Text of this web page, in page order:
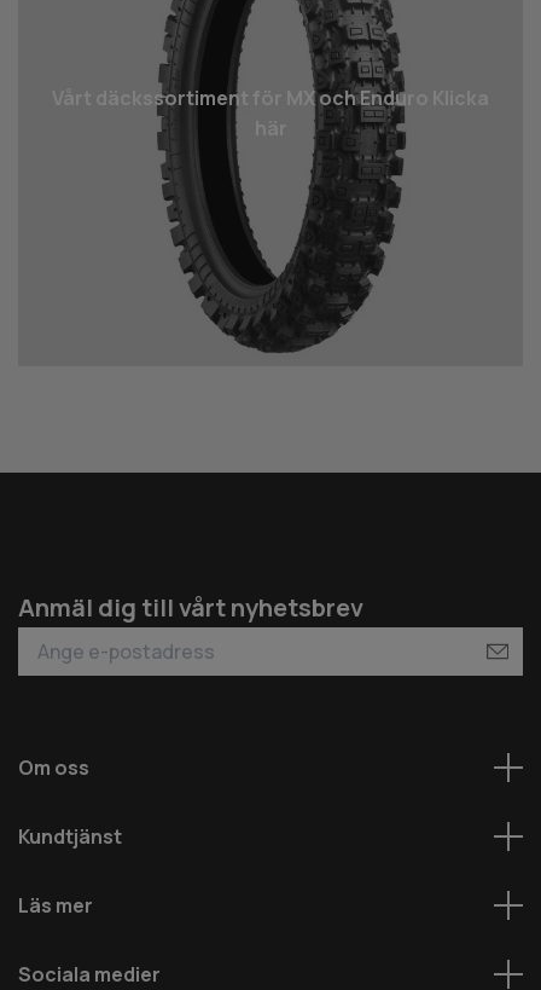
Vårt däcks­sortiment för MX och Enduro Klicka
Anmäl dig till vårt nyhetsbrev
Om oss
Kundtjänst
Läs mer
Sociala medier